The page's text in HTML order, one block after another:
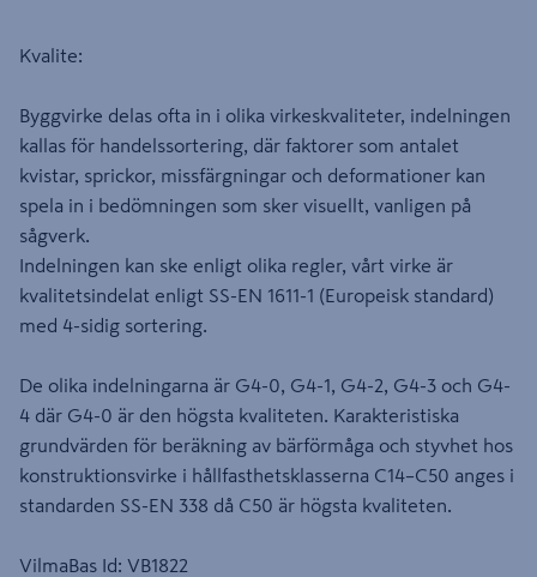
Kvalite:
Byggvirke delas ofta in i olika virkeskvaliteter, indelningen
kallas för handelssortering, där faktorer som antalet
kvistar, sprickor, missfärgningar och deformationer kan
spela in i bedömningen som sker visuellt, vanligen på
sågverk.
Indelningen kan ske enligt olika regler, vårt virke är
kvalitetsindelat enligt SS-EN 1611-1 (Europeisk standard)
med 4-sidig sortering.
De olika indelningarna är G4-0, G4-1, G4-2, G4-3 och G4-
4 där G4-0 är den högsta kvaliteten. Karakteristiska
grundvärden för beräkning av bärförmåga och styvhet hos
konstruktionsvirke i hållfasthetsklasserna C14–C50 anges i
standarden SS-EN 338 då C50 är högsta kvaliteten.
VilmaBas Id: VB1822